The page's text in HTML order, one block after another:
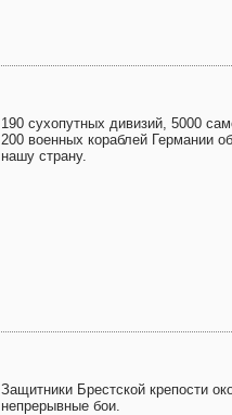
190 сухопутных дивизий, 5000
200 военных кораблей Германии
нашу страну.
Защитники Брестской крепости
непрерывные бои.